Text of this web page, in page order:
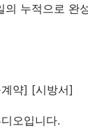
누적으로 완
약] [시방서]
오입니다.